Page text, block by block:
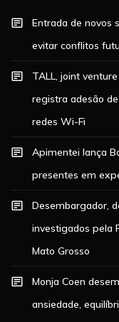
Entrada de novos
evitar conflitos
TALL, joint
registra adesão
redes Wi-Fi
Apimentei lança
presentes em
Desembargador,
investigados pela
Mato Grosso
Monja Coen
ansiedade,